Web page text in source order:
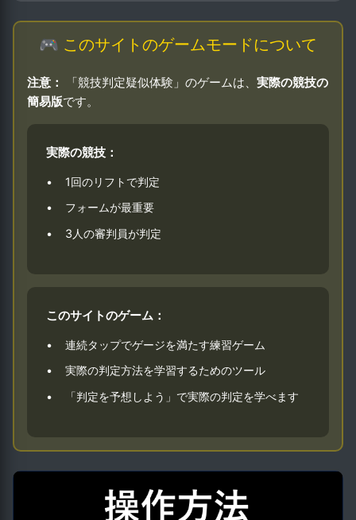
🎮 このサイトのゲームモードについて
注意： 「競技判定疑似体験」のゲームは、 実際の競技の
簡易版です。
実際の競技：
•
1回のリフトで判定
•
フォームが最重要
•
3人の審判員が判定
このサイトのゲーム：
•
連続タップでゲージを満たす練習ゲーム
•
実際の判定方法を学習するためのツール
•
「判定を予想しよう」で実際の判定を学べます